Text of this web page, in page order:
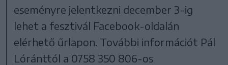
eseményre jelentkezni december 3-ig
lehet a fesztivál Facebook-oldalán
elérhető űrlapon. További információt Pál
Lóránttól a 0758 350 806-os